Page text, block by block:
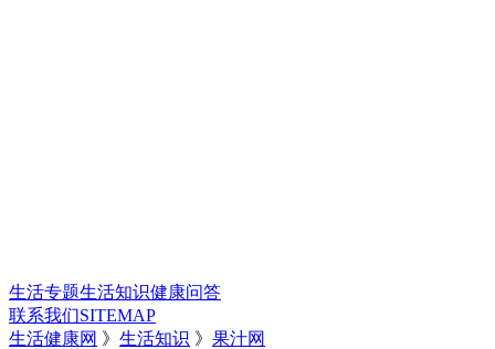
生活专题生活知识健康问答
联系我们SITEMAP
生活健康网 》 生活知识 》 果汁网